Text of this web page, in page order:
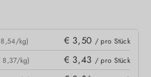
kg) € 3,50 / pro Stück
8,37/kg) € 3,43 / pro Stück